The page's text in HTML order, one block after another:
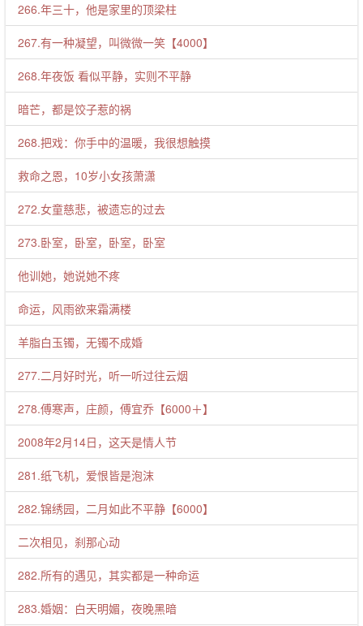
266.年三十，他是家里的顶梁柱
267.有一种凝望，叫微微一笑【4000】
268.年夜饭 看似平静，实则不平静
暗芒，都是饺子惹的祸
268.把戏：你手中的温暖，我很想触摸
救命之恩，10岁小女孩萧潇
272.女童慈悲，被遗忘的过去
273.卧室，卧室，卧室，卧室
他训她，她说她不疼
命运，风雨欲来霜满楼
羊脂白玉镯，无镯不成婚
277.二月好时光，听一听过往云烟
278.傅寒声，庄颜，傅宜乔【6000＋】
2008年2月14日，这天是情人节
281.纸飞机，爱恨皆是泡沫
282.锦绣园，二月如此不平静【6000】
二次相见，刹那心动
282.所有的遇见，其实都是一种命运
283.婚姻：白天明媚，夜晚黑暗